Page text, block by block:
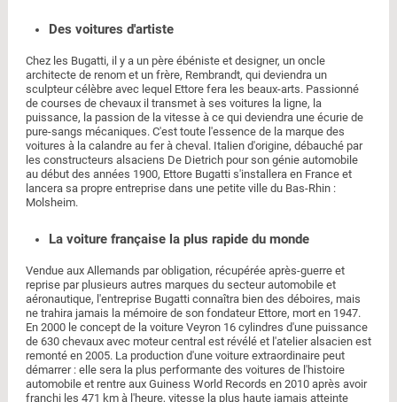
Des voitures d'artiste
Chez les Bugatti, il y a un père ébéniste et designer, un oncle
architecte de renom et un frère, Rembrandt, qui deviendra un
sculpteur célèbre avec lequel Ettore fera les beaux-arts. Passionné
de courses de chevaux il transmet à ses voitures la ligne, la
puissance, la passion de la vitesse à ce qui deviendra une écurie de
pure-sangs mécaniques. C'est toute l'essence de la marque des
voitures à la calandre au fer à cheval. Italien d'origine, débauché par
les constructeurs alsaciens De Dietrich pour son génie automobile
au début des années 1900, Ettore Bugatti s'installera en France et
lancera sa propre entreprise dans une petite ville du Bas-Rhin :
Molsheim.
La voiture française la plus rapide du monde
Vendue aux Allemands par obligation, récupérée après-guerre et
reprise par plusieurs autres marques du secteur automobile et
aéronautique, l'entreprise Bugatti connaîtra bien des déboires, mais
ne trahira jamais la mémoire de son fondateur Ettore, mort en 1947.
En 2000 le concept de la voiture Veyron 16 cylindres d'une puissance
de 630 chevaux avec moteur central est révélé et l'atelier alsacien est
remonté en 2005. La production d'une voiture extraordinaire peut
démarrer : elle sera la plus performante des voitures de l'histoire
automobile et rentre aux Guiness World Records en 2010 après avoir
franchi les 471 km à l'heure, vitesse la plus haute jamais atteinte